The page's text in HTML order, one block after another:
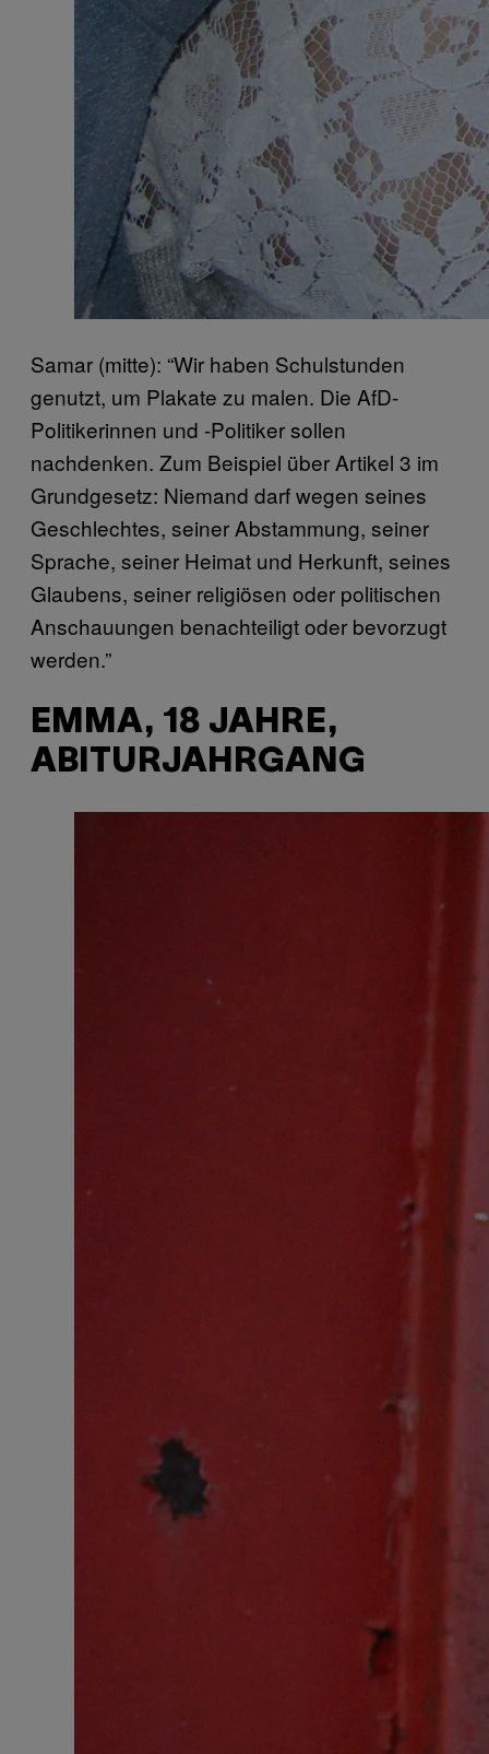
Samar (mitte): “Wir haben Schulstunden
genutzt, um Plakate zu malen. Die AfD-
Politikerinnen und -Politiker sollen
nachdenken. Zum Beispiel über Artikel 3 im
Grundgesetz: Niemand darf wegen seines
Geschlechtes, seiner Abstammung, seiner
Sprache, seiner Heimat und Herkunft, seines
Glaubens, seiner religiösen oder politischen
Anschauungen benachteiligt oder bevorzugt
werden.”
EMMA, 18 JAHRE,
ABITURJAHRGANG